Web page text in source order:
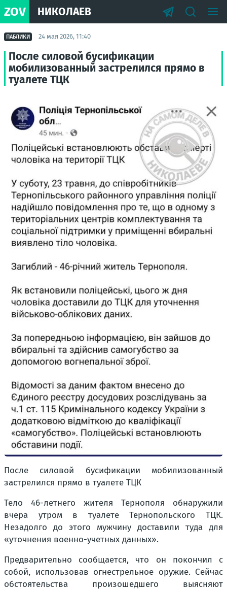
ZOV НИКОЛАЕВ
ПАБЛИКИ 24 мая 2026, 11:40
После силовой бусификации
мобилизованный застрелился прямо в
туалете ТЦК
После силовой бусификации мобилизованный
застрелился прямо в туалете ТЦК
Тело 46-летнего жителя Тернополя обнаружили
вчера утром в туалете Тернопольского ТЦК.
Незадолго до этого мужчину доставили туда для
«уточнения военно-учетных данных».
Предварительно сообщается, что он покончил с
собой, использовав огнестрельное оружие. Сейчас
обстоятельства произошедшего выясняют